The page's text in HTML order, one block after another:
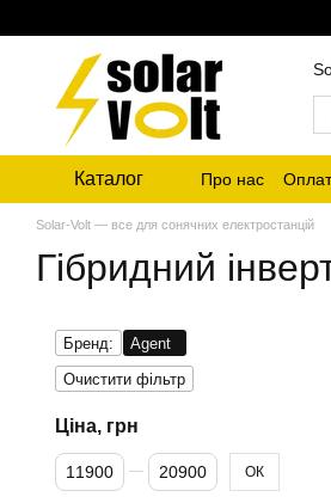
Каталог Про нас
Solar-Volt — все для сонячних електростанцій
Гібридний
Бренд:
Agent
Очистити фільтр
Ціна, грн
Від Ціна, грн
До Ціна, грн ОК